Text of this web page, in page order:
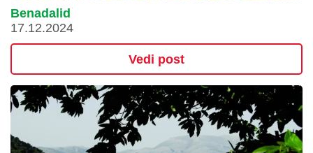
Benadalid
17.12.2024
Vedi post